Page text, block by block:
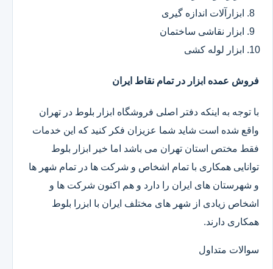
ابزارآلات اندازه گیری
ابزار نقاشی ساختمان
ابزار لوله کشی
فروش عمده ابزار در تمام نقاط ایران
با توجه به اینکه دفتر اصلی فروشگاه ابزار بلوط در تهران
واقع شده است شاید شما عزیزان فکر کنید که این خدمات
فقط مختص استان تهران می باشد اما خیر ابزار بلوط
توانایی همکاری با تمام اشخاص و شرکت ها در تمام شهر ها
و شهرستان های ایران را دارد و هم اکنون شرکت ها و
اشخاص زیادی از شهر های مختلف ایران با ابزرا بلوط
همکاری دارند.
سوالات متداول